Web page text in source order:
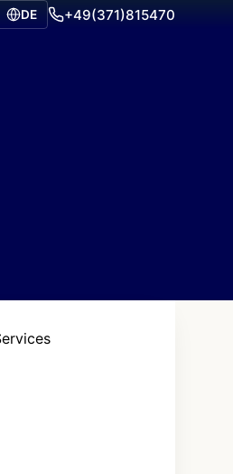
DE +49(371)815470